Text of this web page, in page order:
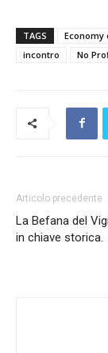
TAGS Economy
incontro
No
Articolo precedente
La Befana del
in chiave storica.